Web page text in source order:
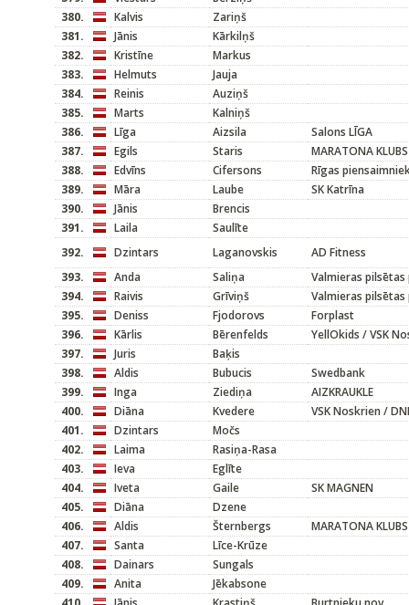
380.
Kalvis
Zariņš
381.
Jānis
Kārkilņš
382.
Kristīne
Markus
383.
Helmuts
Jauja
384.
Reinis
Auziņš
385.
Marts
Kalniņš
386.
Līga Aizsila
Salons LĪGA
387.
Egils Staris
MARATONA KLUBS
388.
Edvīns Cifersons
Rīgas
389.
Māra Laube
SK Katrīna
390.
Jānis
Brencis
391.
Laila
Saulīte
392.
Dzintars Laganovskis
AD Fitness
393.
Anda Saliņa
Valmieras pilsētas
394.
Raivis Grīviņš
Valmieras pilsētas
395.
Deniss Fjodorovs
Forplast
396.
Kārlis Bērenfelds
YellOkids / VSK
397.
Juris
Baķis
398.
Aldis Bubucis
Swedbank
399.
Inga Ziediņa
AIZKRAUKLE
400.
Diāna Kvedere
VSK Noskrien /
401.
Dzintars
Močs
402.
Laima
Rasiņa-Rasa
403.
Ieva
Eglīte
404.
Iveta Gaile
SK MAGNEN
405.
Diāna
Dzene
406.
Aldis Šternbergs
MARATONA KLUBS
407.
Santa
Līce-Krūze
408.
Dainars
Sungals
409.
Anita
Jēkabsone